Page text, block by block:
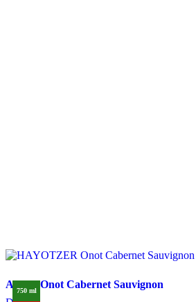
750 ml
ARZA Onot Cabernet Sauvignon